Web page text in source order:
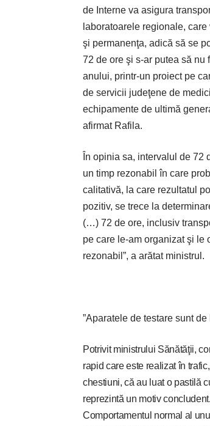
de Interne va asigura
laboratoarele regionale,
şi permanenţa, adică să se
72 de ore şi s-ar putea să nu
anului, printr-un proiect pe
de servicii judeţene de
echipamente de ultimă
afirmat Rafila.
În opinia sa, intervalul de 72
un timp rezonabil în care
calitativă, la care rezultatul
pozitiv, se trece la
(…) 72 de ore, inclusiv
pe care le-am organizat şi le
rezonabil”, a arătat ministrul.
”Aparatele de testare sunt de
Potrivit ministrului Sănătăţii,
rapid care este realizat în
chestiuni, că au luat o pastilă
reprezintă un motiv
Comportamentul normal al